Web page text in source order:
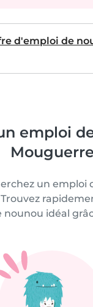
d'emploi de
emploi
Mouguerre
un emploi
nounou idéal